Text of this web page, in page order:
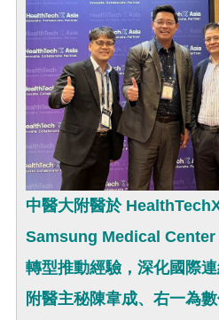
中醫大附醫於
Samsung Medical Center
轉型推動經驗，深化國際
附醫主秘陳韋成、右一為